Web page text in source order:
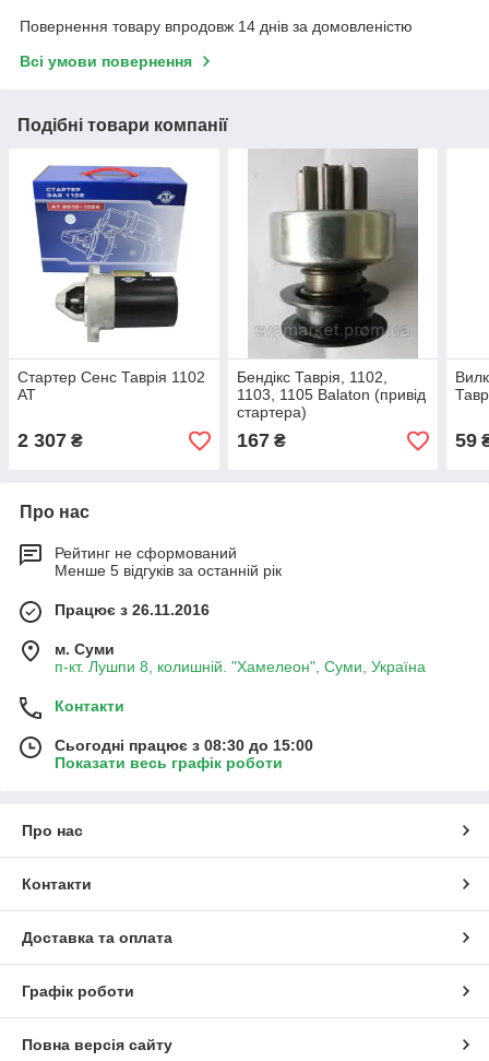
Повернення товару впродовж 14 днів за домовленістю
Всі умови повернення
Подібні товари компанії
Стартер Сенс Таврія 1102
АТ
2 307 ₴
Бендікс Таврія, 1102,
1103, 1105 Balaton (привід
стартера)
167₴ 59
Про нас
Рейтинг не сформований
Менше 5 відгуків за останній рік
Працює з 26.11.2016
м. Суми
п-кт. Лушпи 8, колишній. "Хамелеон", Суми, Україна
Контакти
Сьогодні працює з 08:30 до 15:00
Показати весь графік роботи
Про нас
Контакти
Доставка та оплата
Графік роботи
Повна версія сайту